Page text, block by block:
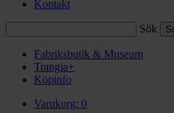
Kontakt
Sök
Fabriksbutik & Museum
Trangia+
Köpinfo
Varukorg: 0